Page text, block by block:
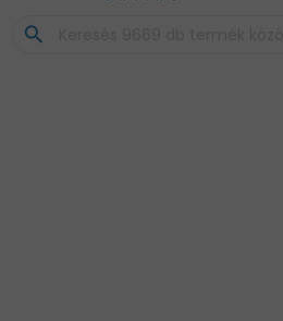
search